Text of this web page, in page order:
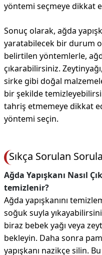
yöntemi seçmeye dikkat
Sonuç olarak, ağda
yaratabilecek bir durum
belirtilen yöntemlerle,
çıkarabilirsiniz.
sirke gibi doğal
bir şekilde
tahriş etmemeye dikkat
yöntemi seçin.
Sıkça Sorulan
Ağda Yapışkanı Nasıl
temizlenir?
Ağda yapışkanını
soğuk suyla
biraz bebek yağı veya
bekleyin. Daha sonra
yapışkanı nazikçe silin.